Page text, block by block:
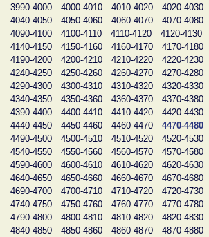
3990-4000
4000-4010 4010-4020 4020-4030
4040-4050
4050-4060 4060-4070 4070-4080
4090-4100
4100-4110 4110-4120 4120-4130
4140-4150
4150-4160 4160-4170 4170-4180
4190-4200
4200-4210 4210-4220 4220-4230
4240-4250
4250-4260 4260-4270 4270-4280
4290-4300
4300-4310 4310-4320 4320-4330
4340-4350
4350-4360 4360-4370 4370-4380
4390-4400
4400-4410 4410-4420 4420-4430
4440-4450
4450-4460 4460-4470 4470-4480
4490-4500
4500-4510 4510-4520 4520-4530
4540-4550
4550-4560 4560-4570 4570-4580
4590-4600
4600-4610 4610-4620 4620-4630
4640-4650
4650-4660 4660-4670 4670-4680
4690-4700
4700-4710 4710-4720 4720-4730
4740-4750
4750-4760 4760-4770 4770-4780
4790-4800
4800-4810 4810-4820 4820-4830
4840-4850
4850-4860 4860-4870 4870-4880